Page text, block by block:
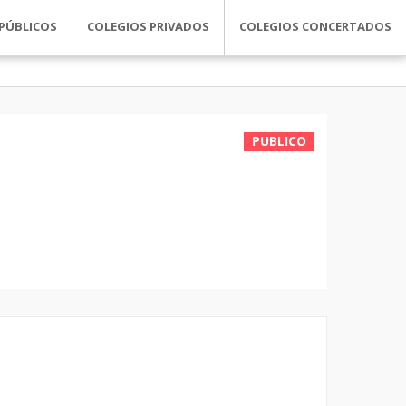
COLEGIOS PRIVADOS COLEGIOS CONCERTADOS
PUBLICO